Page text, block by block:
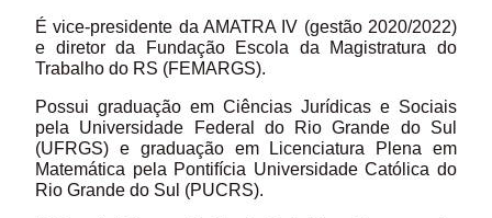
É vice-presidente da AMATRA IV (gestão 2020/2022)
e diretor da Fundação Escola da Magistratura do
Trabalho do RS (FEMARGS).
Possui graduação em Ciências Jurídicas e Sociais
pela Universidade Federal do Rio Grande do Sul
(UFRGS) e graduação em Licenciatura Plena em
Matemática pela Pontifícia Universidade Católica do
Rio Grande do Sul (PUCRS).